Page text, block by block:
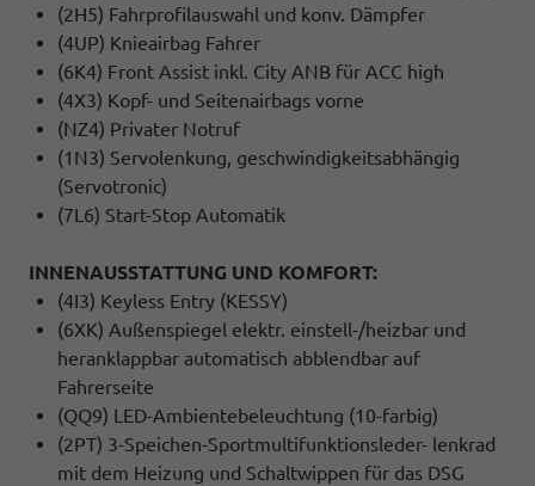
(2H5) Fahrprofilauswahl und konv. Dämpfer
(4UP) Knieairbag Fahrer
(6K4) Front Assist inkl. City ANB für ACC high
(4X3) Kopf- und Seitenairbags vorne
(NZ4) Privater Notruf
(1N3) Servolenkung, geschwindigkeitsabhängig
(Servotronic)
(7L6) Start-Stop Automatik
INNENAUSSTATTUNG UND KOMFORT:
(4I3) Keyless Entry (KESSY)
(6XK) Außenspiegel elektr. einstell-/heizbar und
heranklappbar automatisch abblendbar auf
Fahrerseite
(QQ9) LED-Ambientebeleuchtung (10-farbig)
(2PT) 3-Speichen-Sportmultifunktionsleder- lenkrad
mit dem Heizung und Schaltwippen für das DSG